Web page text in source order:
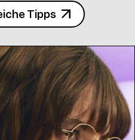
Tipps